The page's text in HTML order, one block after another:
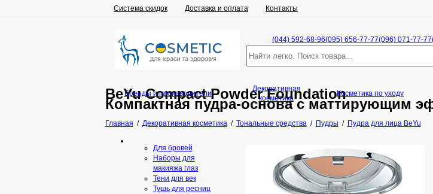
Система скидок Доставка и оплата Контакты
(044) 592-68-96(095) 656-77-77(096) 071-77-77
BeYu Compact Powder Foundation
Компактная пудра-основа с маттирующим
Главная / Декоративная косметика/ Тональные средства/ Пудры / Пудра для лица BeYu
Бренды и производители
Декоративная
косметика
Косметика по уходу
Для бровей
Наборы для
макияжа глаз
Тени для век
Тушь для ресниц